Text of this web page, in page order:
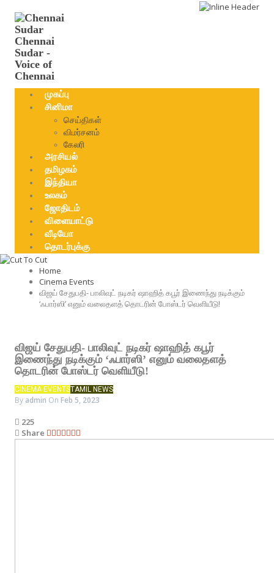
Chennai
Sudar -
Voice of
Chennai
முகப்பு
சினிமா
செய்திகள்
விமர்சனம்
கேலரி
அரசியல்
தமிழகம்
இந்தியா
உலகம்
ஜோதிடம்
விளையாட்டு
வீடியோ
தொடர்புக்கு
Home
Cinema Events
விஜய் சேதுபதி- பாலிவுட் நடிகர் ஷாஹித் கபூர் இணைந்து நடிக்கும்
‘ஃபார்ஸி’ எனும் வலைதளத் தொடரின் போஸ்டர் வெளியீடு!
விஜய் சேதுபதி- பாலிவுட் நடிகர் ஷாஹித் கபூர்
இணைந்து நடிக்கும் ‘ஃபார்ஸி’ எனும் வலைதளத்
தொடரின் போஸ்டர் வெளியீடு!
CINEMA EVENTSTAMIL NEWS
By admin On Feb 5, 2023
225
Share